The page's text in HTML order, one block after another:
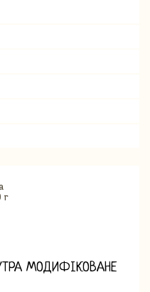
МОДИФІКОВАНЕ